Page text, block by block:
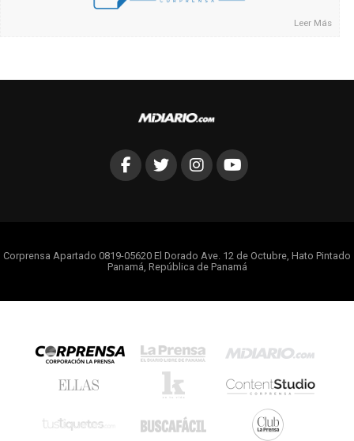
Leer Más
Corprensa Apartado 0819-05620 El Dorado Ave. 12 de Octubre, Hato Pintado
Panamá, República de Panamá